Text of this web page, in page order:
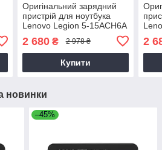
Оригінальний зарядний
пристрій для ноутбука
Lenovo Legion 5-15ACH6A
2 680₴ 2 978 ₴
Купити
2
новинки
–45%